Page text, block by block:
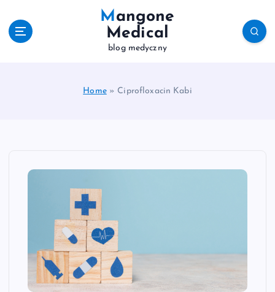
Mangone
Medical
blog medyczny
Home» Ciprofloxacin Kabi